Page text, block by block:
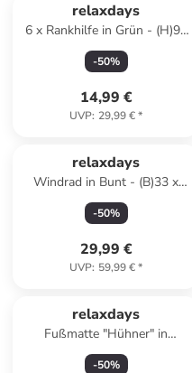
relaxdays
6 x Rankhilfe in Grün - (H)90
x Ø 28 cm
-50%
14,99 €
UVP: 29,99 €*
relaxdays
Windrad in Bunt - (B)33 x
(H)119 x (T)15,5 cm
-50%
29,99 €
UVP: 59,99 €*
relaxdays
Fußmatte "Hühner" in
Mehrfarbig - 60 x 40 cm
-50%